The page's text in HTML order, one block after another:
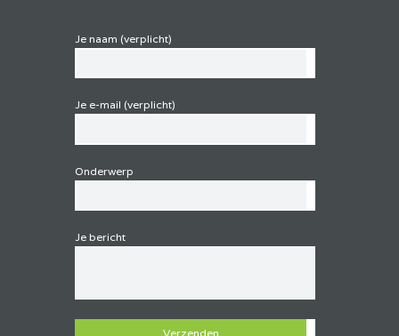
Je naam (verplicht)
Je e-mail (verplicht)
Onderwerp
Je bericht